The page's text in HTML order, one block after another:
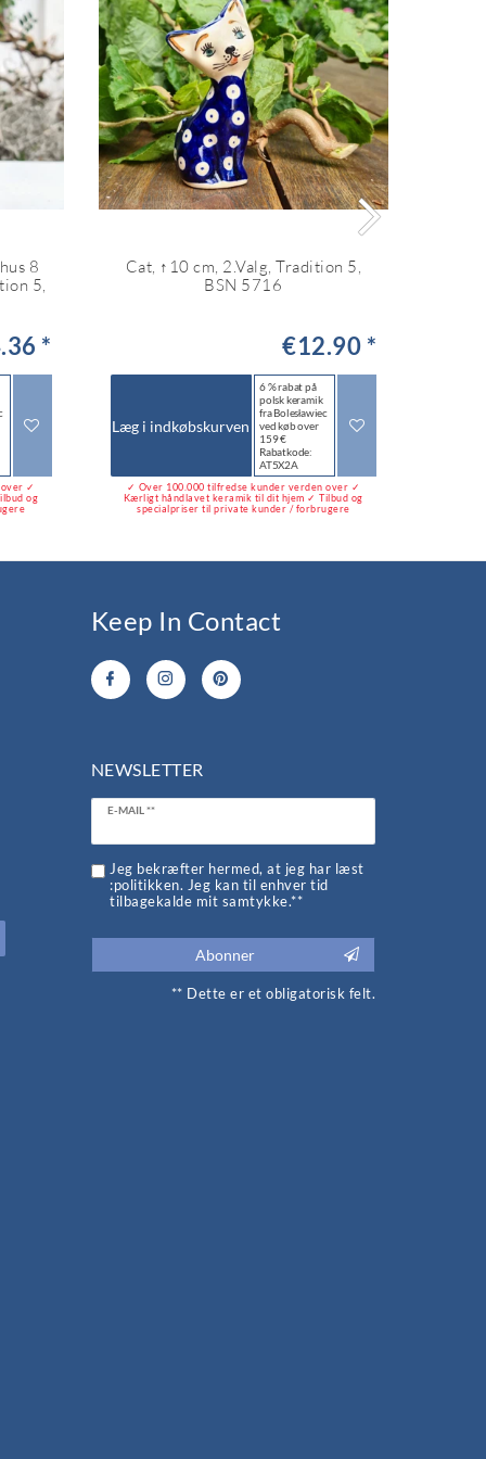
8
5,
*
✓
og
Cat, ↑10 cm, 2.Valg, Tradition 5,
BSN 5716
€12.90 *
Læg i indkøbskurven
6 % rabat på
polsk keramik
fra Bolesławiec
ved køb over
159 €
Rabatkode:
AT5X2A
✓ Over 100.000 tilfredse kunder verden over ✓
Kærligt håndlavet keramik til dit hjem ✓ Tilbud og
specialpriser til private kunder / forbrugere
Keep In Contact
NEWSLETTER
E-MAIL **
Ceres::Template.newsletterHoneypotLabel
Jeg bekræfter hermed, at jeg har læst
:politikken. Jeg kan til enhver tid
tilbagekalde mit samtykke.**
Abonner
** Dette er et obligatorisk felt.